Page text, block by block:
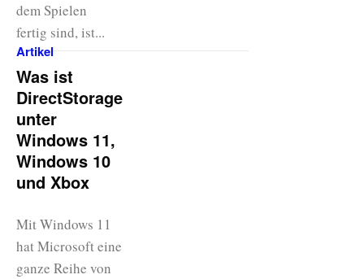
dem Spielen
fertig sind, ist...
Artikel
Was ist
DirectStorage
unter
Windows 11,
Windows 10
und Xbox
Mit Windows 11
hat Microsoft eine
ganze Reihe von